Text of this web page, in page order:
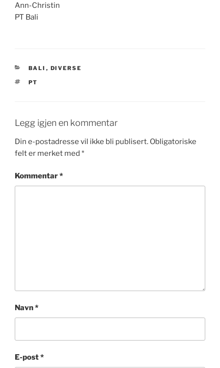
Ann-Christin
PT Bali
KATEGORIER
BALI , DIVERSE
STIKKORD
PT
Legg igjen en kommentar
Din e-postadresse vil ikke bli publisert. Obligatoriske
felt er merket med *
Kommentar*
Navn*
E-post*